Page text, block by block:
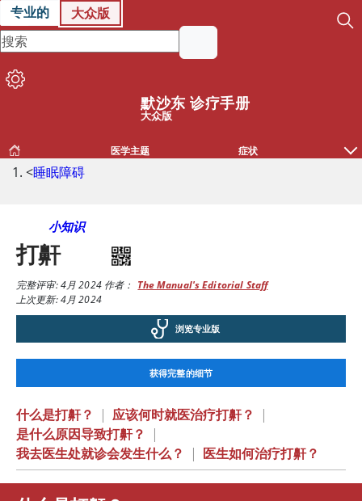
专业的 大众版
默沙东 诊疗手册
大众版
医学主题 症状
<睡眠障碍
小知识
打鼾
完整评审:4月 2024作者： The Manual's Editorial Staff
上次更新: 4月 2024
浏览专业版
获得完整的细节
什么是打鼾？ | 应该何时就医治疗打鼾？
|
是什么原因导致打鼾？
|
我去医生处就诊会发生什么？
| 医生如何治疗打鼾？